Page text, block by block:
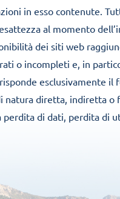
in esso contenute.
al momento
dei siti web
o incompleti e, in
esclusivamente il
natura diretta, indiretta o
di dati, perdita di